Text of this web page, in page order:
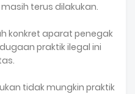
terus dilakukan.
konkret aparat penegak
praktik ilegal ini
tidak mungkin praktik